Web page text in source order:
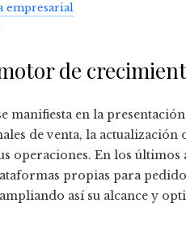
empresarial
de
en la
de venta, la actualización
operaciones. En los
propias para
así su alcance y